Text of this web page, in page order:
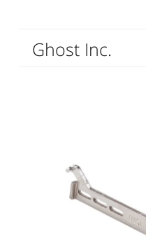
Ghost Inc.